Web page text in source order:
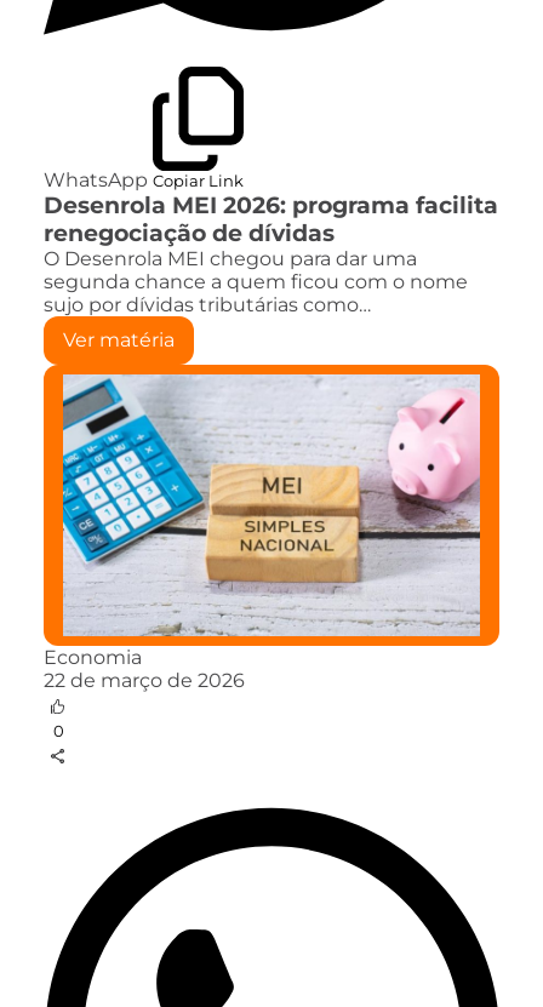
WhatsApp Copiar Link
Desenrola MEI 2026: programa facilita
renegociação de dívidas
O Desenrola MEI chegou para dar uma
segunda chance a quem ficou com o nome
sujo por dívidas tributárias como…
Ver matéria
Economia
22 de março de 2026
0